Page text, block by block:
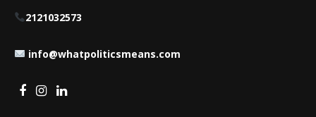
2121032573
info@whatpoliticsmeans.com